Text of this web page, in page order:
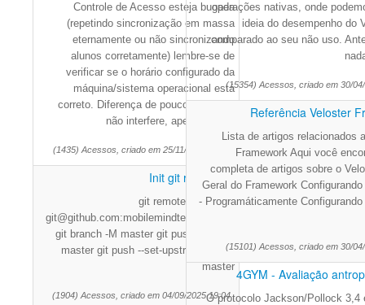
Controle de Acesso esteja bugada
(repetindo sincronização em massa
eternamente ou não sincronizando
alunos corretamente) lembre-se de
verificar se o horário configurado da
máquina/sistema operacional está
correto. Diferença de poucos minutos
não interfere, apenas difere
(1435) Acessos, criado em 25/11/2025 18:50
Init git repository
git remote add origin
git@github.com:mobilemindtec/flutils.git
git branch -M master git push -u origin
master git push --set-upstream origin
master
(1904) Acessos, criado em 04/09/2025 19:04
operações nativas, onde
ideia do desempenho do
comparado ao seu não uso.
(15354) Acessos, criado em 30/
Referência Veloster
Lista de artigos relacionados
Framework Aqui você
completa de artigos sobre o
Geral do Framework
- Programáticamente
(15101) Acessos, criado em 30/
4GYM - Avaliação
O protocolo Jackson/Pollock 3,4